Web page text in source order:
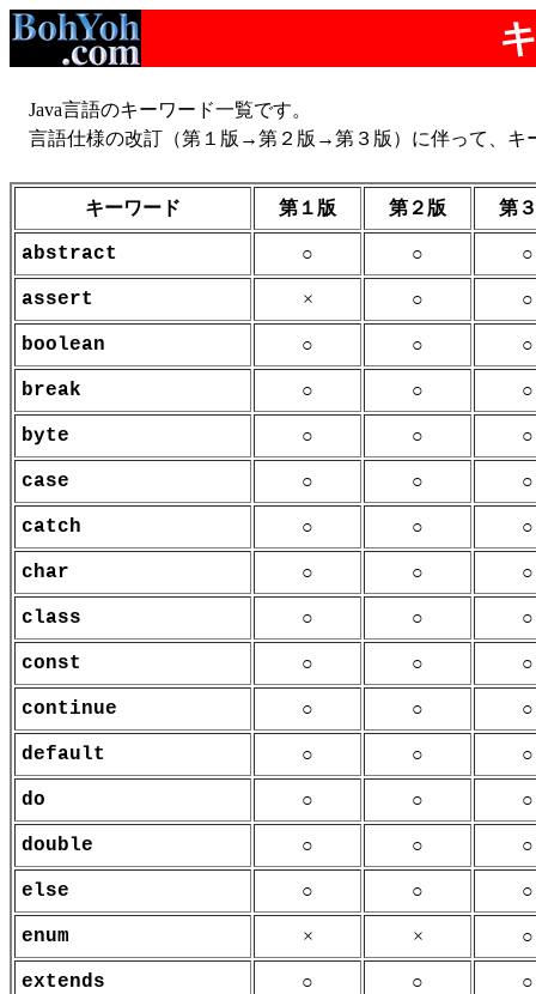
Java言語のキーワード一覧です。
言語仕様の改訂（第１版→第２版→第３版）に伴って、キ
キーワード 第１版 第２版 第
abstract ○ ○ ○
assert × ○ ○
boolean ○ ○ ○
break ○ ○ ○
byte ○ ○ ○
case ○ ○ ○
catch ○ ○ ○
char ○ ○ ○
class ○ ○ ○
const ○ ○ ○
continue ○ ○ ○
default ○ ○ ○
do ○ ○ ○
double ○ ○ ○
else ○ ○ ○
enum × × ○
extends ○ ○ ○